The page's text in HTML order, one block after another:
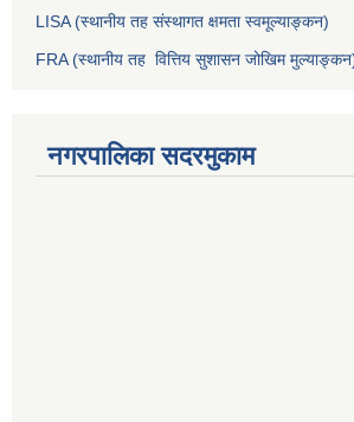
LISA (स्थानीय तह संस्थागत क्षमता स्वमूल्याङ्कन)
FRA (स्थानीय तह वित्तिय सुशासन जोखिम
नगरपालिका सदरमुकाम